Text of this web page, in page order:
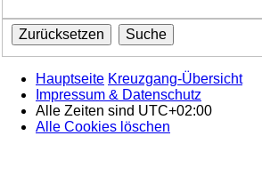
Hauptseite Kreuzgang-Übersicht
Impressum & Datenschutz
Alle Zeiten sind UTC+02:00
Alle Cookies löschen